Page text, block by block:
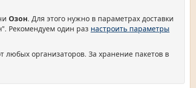
Озон. Для этого нужно в параметрах доставки
Рекомендуем один раз настроить параметры
любых организаторов. За хранение пакетов в